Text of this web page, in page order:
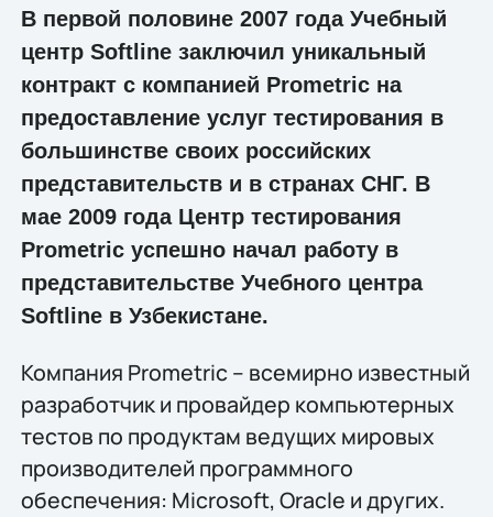
В первой половине 2007 года Учебный
центр Softline заключил уникальный
контракт с компанией Prometric на
предоставление услуг тестирования в
большинстве своих российских
представительств и в странах СНГ. В
мае 2009 года Центр тестирования
Prometric успешно начал работу в
представительстве Учебного центра
Softline в Узбекистане.
Компания Prometric – всемирно известный
разработчик и провайдер компьютерных
тестов по продуктам ведущих мировых
производителей программного
обеспечения: Microsoft, Oracle и других.